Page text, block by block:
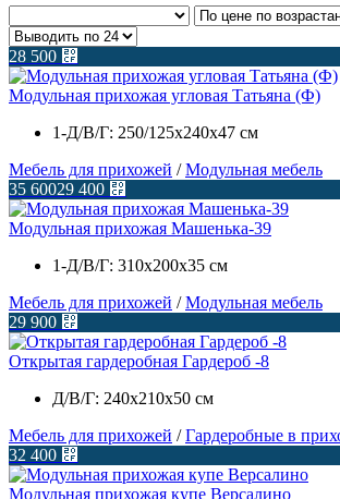
28 500 ⃏
Модульная прихожая угловая Татьяна (Ф)
1-Д/В/Г: 250/125х240х47 см
Мебель для прихожей /Модульная мебель
35 60029 400 ⃏
Модульная прихожая Машенька-39
1-Д/В/Г: 310x200x35 см
Мебель для прихожей /Модульная мебель
29 900 ⃏
Открытая гардеробная Гардероб -8
Д/В/Г: 240х210х50 см
Мебель для прихожей /Гардеробные в
32 400 ⃏
Модульная прихожая купе Версалино